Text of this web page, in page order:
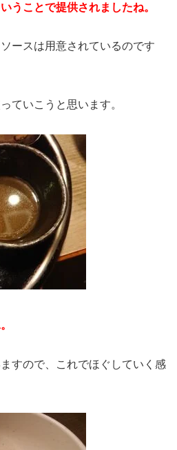
うことで提供されましたね。
ースは用意されているのです
ていこうと思います。
すので、これでほぐしていく感